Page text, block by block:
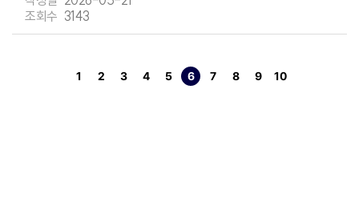
3143
1
페이지
2
페이지
3
페이지
4
페이지
5
페이지열린
6
페이지
7
페이지
8
페이지
9
페이지
10
페이지